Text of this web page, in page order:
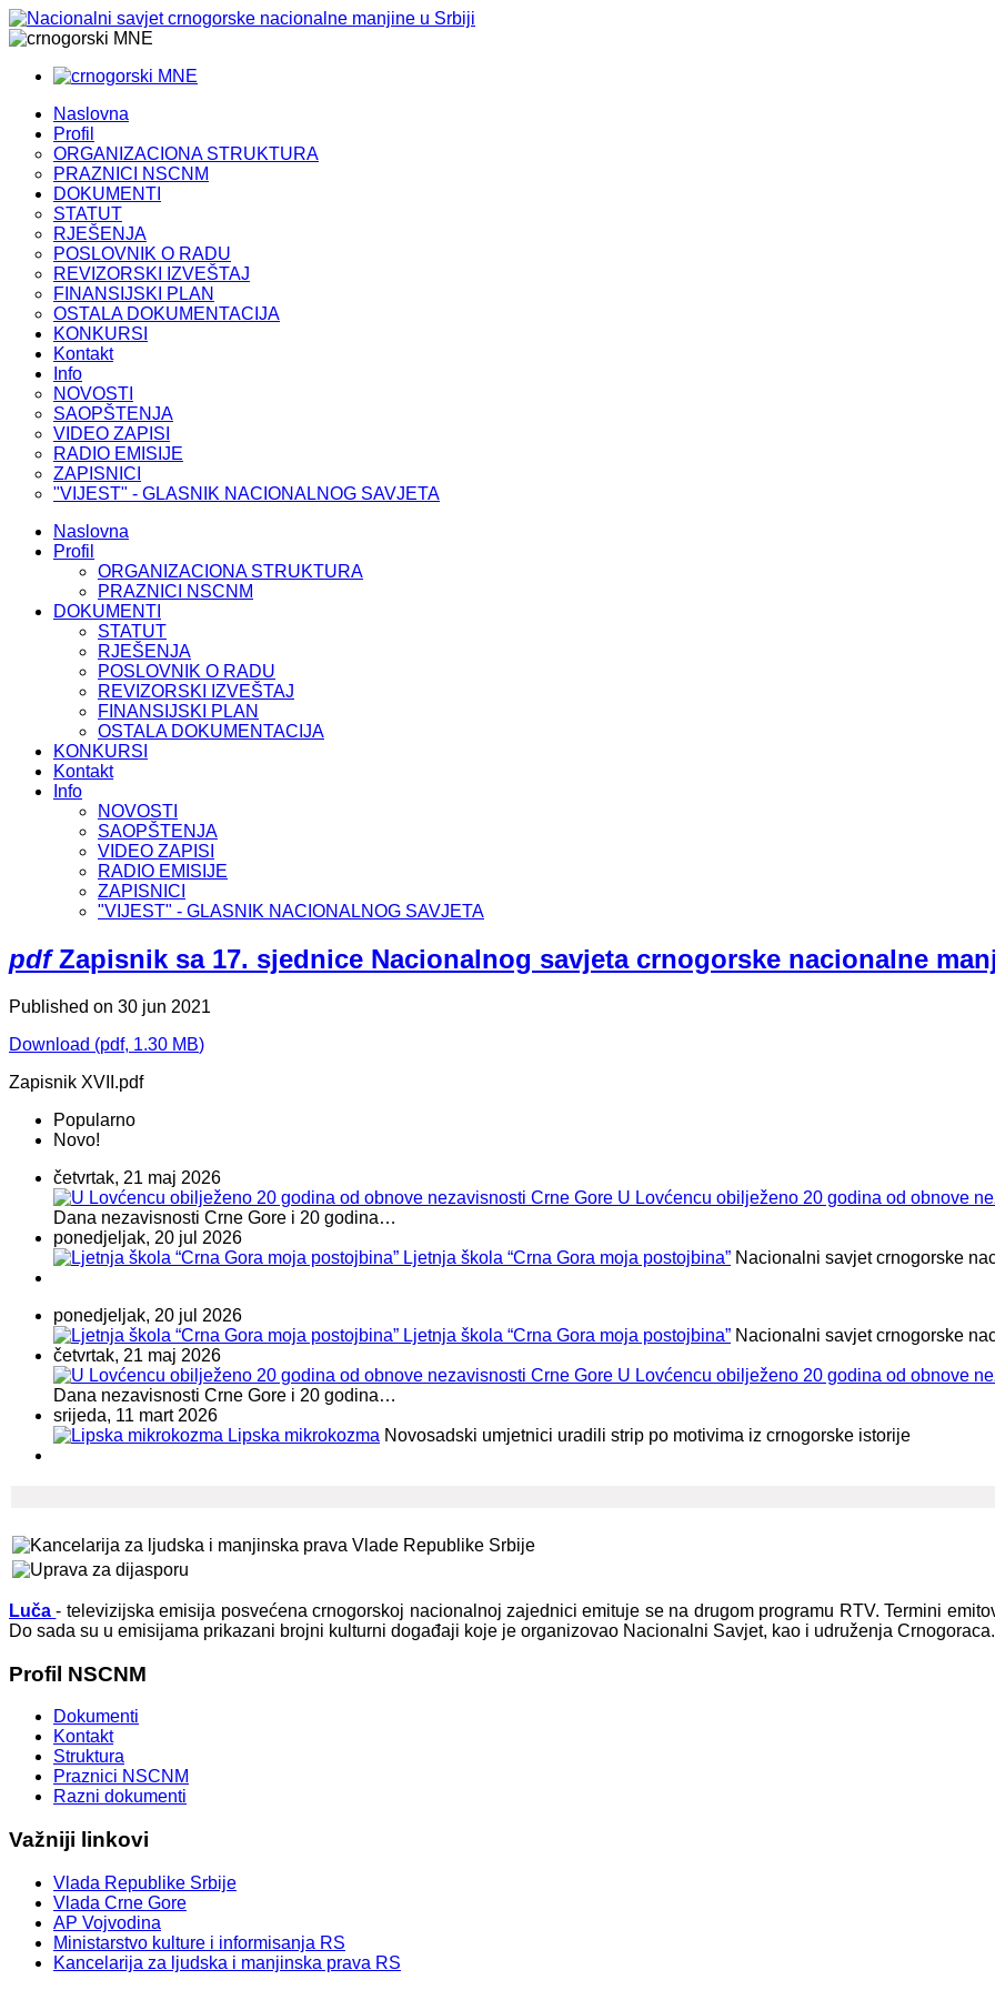
MNE
MNE
Naslovna
Profil
ORGANIZACIONA STRUKTURA
PRAZNICI NSCNM
DOKUMENTI
STATUT
RJEŠENJA
POSLOVNIK O RADU
REVIZORSKI IZVEŠTAJ
FINANSIJSKI PLAN
OSTALA DOKUMENTACIJA
KONKURSI
Kontakt
Info
NOVOSTI
SAOPŠTENJA
VIDEO ZAPISI
RADIO EMISIJE
ZAPISNICI
"VIJEST" - GLASNIK NACIONALNOG SAVJETA
Naslovna
Profil
ORGANIZACIONA STRUKTURA
PRAZNICI NSCNM
DOKUMENTI
STATUT
RJEŠENJA
POSLOVNIK O RADU
REVIZORSKI IZVEŠTAJ
FINANSIJSKI PLAN
OSTALA DOKUMENTACIJA
KONKURSI
Kontakt
Info
NOVOSTI
SAOPŠTENJA
VIDEO ZAPISI
RADIO EMISIJE
ZAPISNICI
"VIJEST" - GLASNIK NACIONALNOG SAVJETA
pdf Zapisnik sa 17. sjednice Nacionalnog savjeta crnogorske nacionalne
Published on 30 jun 2021
Download (pdf, 1.30 MB)
Zapisnik XVII.pdf
Popularno
Novo!
četvrtak, 21 maj 2026
U Lovćencu obilježeno 20 godina od obnove
Dana nezavisnosti Crne Gore i 20 godina…
ponedjeljak, 20 jul 2026
Ljetnja škola “Crna Gora moja postojbina” Nacionalni savjet crnogorske
ponedjeljak, 20 jul 2026
Ljetnja škola “Crna Gora moja postojbina” Nacionalni savjet crnogorske
četvrtak, 21 maj 2026
U Lovćencu obilježeno 20 godina od obnove
Dana nezavisnosti Crne Gore i 20 godina…
srijeda, 11 mart 2026
Lipska mikrokozma Novosadski umjetnici uradili strip po motivima iz crnogorske istorije
Luča - televizijska emisija posvećena crnogorskoj nacionalnoj zajednici emituje se na drugom programu RTV. Termini
Do sada su u emisijama prikazani brojni kulturni događaji koje je organizovao Nacionalni Savjet, kao i udruženja Crnogoraca.
Profil NSCNM
Dokumenti
Kontakt
Struktura
Praznici NSCNM
Razni dokumenti
Važniji linkovi
Vlada Republike Srbije
Vlada Crne Gore
AP Vojvodina
Ministarstvo kulture i informisanja RS
Kancelarija za ljudska i manjinska prava RS